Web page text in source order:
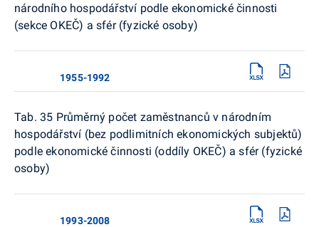
národního hospodářství podle ekonomické činnosti
(sekce OKEČ) a sfér (fyzické osoby)
1955-1992
Tab. 35 Průměrný počet zaměstnanců v národním
hospodářství (bez podlimitních ekonomických subjektů)
podle ekonomické činnosti (oddíly OKEČ) a sfér (fyzické
osoby)
1993-2008